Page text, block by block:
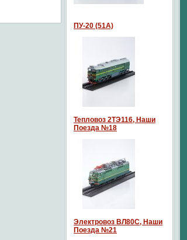
ПУ-20 (51А)
Тепловоз 2ТЭ116, Наши
Поезда №18
Электровоз ВЛ80С, Наши
Поезда №21